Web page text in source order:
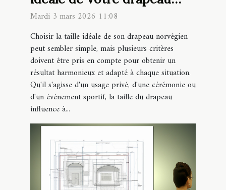
norvégien ?
Mardi 3 mars 2026 11:08
Choisir la taille idéale de son drapeau norvégien
peut sembler simple, mais plusieurs critères
doivent être pris en compte pour obtenir un
résultat harmonieux et adapté à chaque situation.
Qu'il s'agisse d'un usage privé, d'une cérémonie ou
d'un événement sportif, la taille du drapeau
influence à...